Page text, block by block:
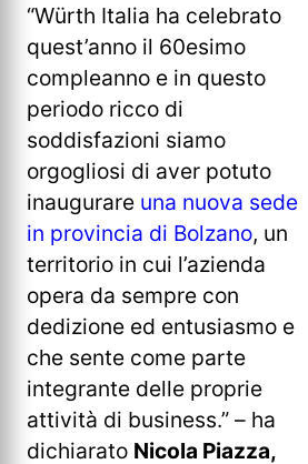
“Würth Italia ha celebrato
quest’anno il 60esimo
compleanno e in questo
periodo ricco di
soddisfazioni siamo
orgogliosi di aver potuto
inaugurare una nuova sede
in provincia di Bolzano, un
territorio in cui l’azienda
opera da sempre con
dedizione ed entusiasmo e
che sente come parte
integrante delle proprie
attività di business.” – ha
dichiarato Nicola Piazza,